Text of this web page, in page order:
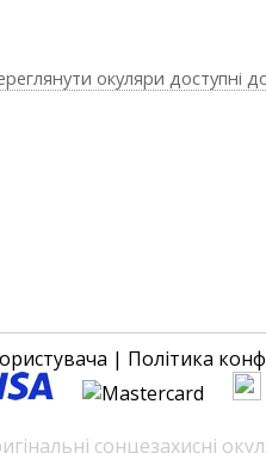
окуляри доступні
| Політика
сонцезахисні